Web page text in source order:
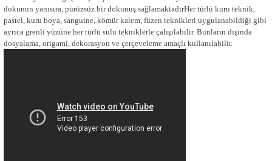
dokunun yanısıra, pürüzsüz bir dokunuş sağlamaktadırHer türlü kuru teknik,
pastel, kuru boya, sanguine, kömür kalem, füzen teknikleri uygulanabildiği gibi
ayrıca grenli yüzüne her türlü sulu tekniklerle çalışılabilir. Bunların dışında
dosyalama, origami, dekorasyon ve çerçeveleme amaçlı kullanılabilir.